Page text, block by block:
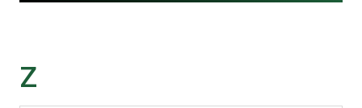
Z